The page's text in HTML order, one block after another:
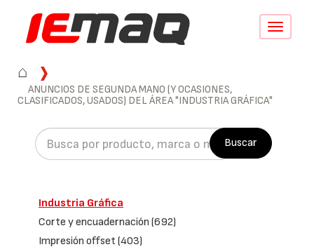
Conmutar
⌂
ANUNCIOS DE SEGUNDA MANO (Y OCASIONES,
CLASIFICADOS, USADOS) DEL ÁREA "INDUSTRIA GRÁFICA"
Buscar
Industria Gráfica
Corte y encuadernación (692)
Impresión offset (403)